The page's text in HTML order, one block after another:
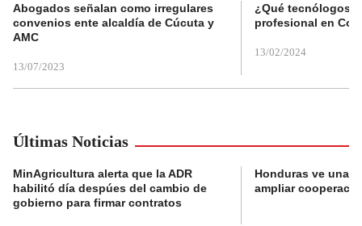
Abogados señalan como irregulares
convenios ente alcaldía de Cúcuta y
AMC
13/07/2023
¿Qué tecnólogos
profesional en
13/02/2024
Últimas Noticias
MinAgricultura alerta que la ADR
habilitó día despúes del cambio de
gobierno para firmar contratos
Honduras ve una
ampliar